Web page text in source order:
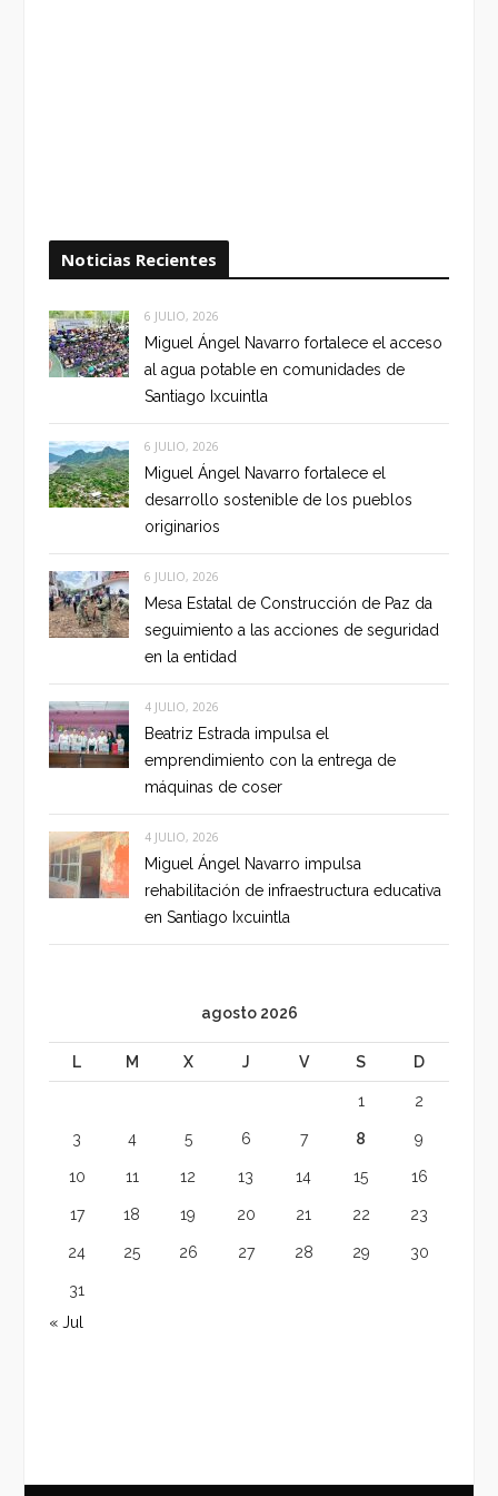
Noticias Recientes
6 JULIO, 2026
Miguel Ángel Navarro fortalece el acceso
al agua potable en comunidades de
Santiago Ixcuintla
6 JULIO, 2026
Miguel Ángel Navarro fortalece el
desarrollo sostenible de los pueblos
originarios
6 JULIO, 2026
Mesa Estatal de Construcción de Paz da
seguimiento a las acciones de seguridad
en la entidad
4 JULIO, 2026
Beatriz Estrada impulsa el
emprendimiento con la entrega de
máquinas de coser
4 JULIO, 2026
Miguel Ángel Navarro impulsa
rehabilitación de infraestructura educativa
en Santiago Ixcuintla
agosto 2026
L M X J V S D
1 2
3 4 5 6 7 8 9
10 11 12 13 14 15 16
17 18 19 20 21 22 23
24 25 26 27 28 29 30
31
« Jul